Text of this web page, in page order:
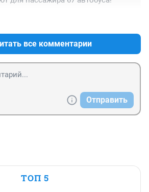
все комментарии
Отправить
ТОП 5